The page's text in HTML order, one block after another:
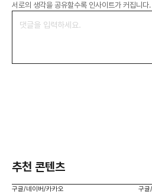
서로의 생각을 공유할수록 인사이트가 커집니다.
추천 콘텐츠
구글/네이버/카카오 구글